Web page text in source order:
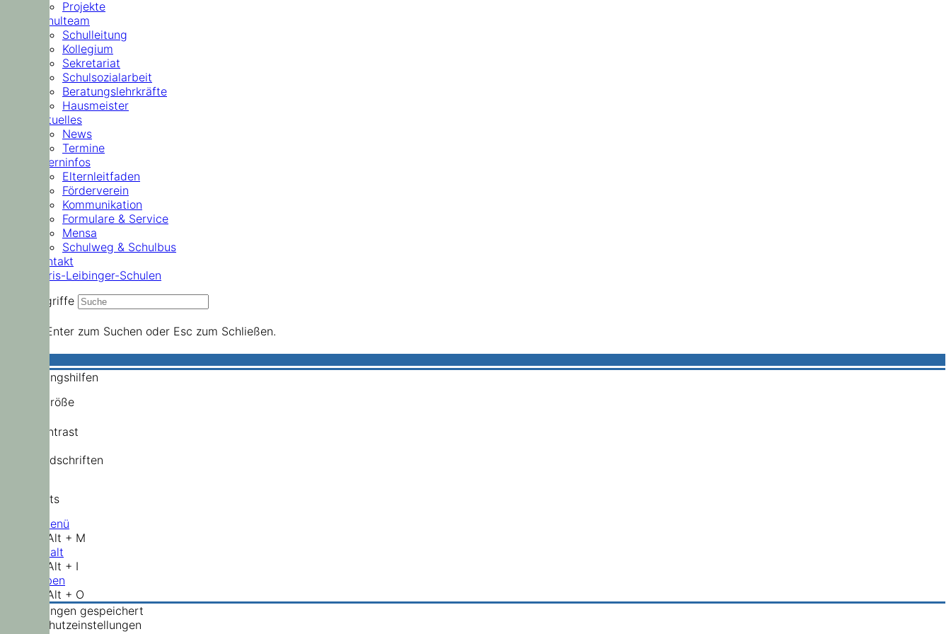
Projekte
Schulteam
Schulleitung
Kollegium
Sekretariat
Schulsozialarbeit
Beratungslehrkräfte
Hausmeister
Aktuelles
News
Termine
Elterninfos
Elternleitfaden
Förderverein
Kommunikation
Formulare & Service
Mensa
Schulweg & Schulbus
Kontakt
Doris-Leibinger-Schulen
Suchbegriffe
Drücke Enter zum Suchen oder Esc zum Schließen.
Bedienungshilfen
Schriftgröße
Hochkontrast
Standardschriften
Shortcuts
Hauptmenü
Shift + Alt + M
Zum Inhalt
Shift + Alt + I
Nach oben
Shift + Alt + O
Einstellungen gespeichert
Datenschutzeinstellungen